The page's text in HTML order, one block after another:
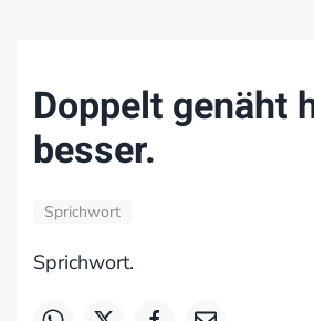
Doppelt genäht
besser.
Sprichwort
Sprichwort.